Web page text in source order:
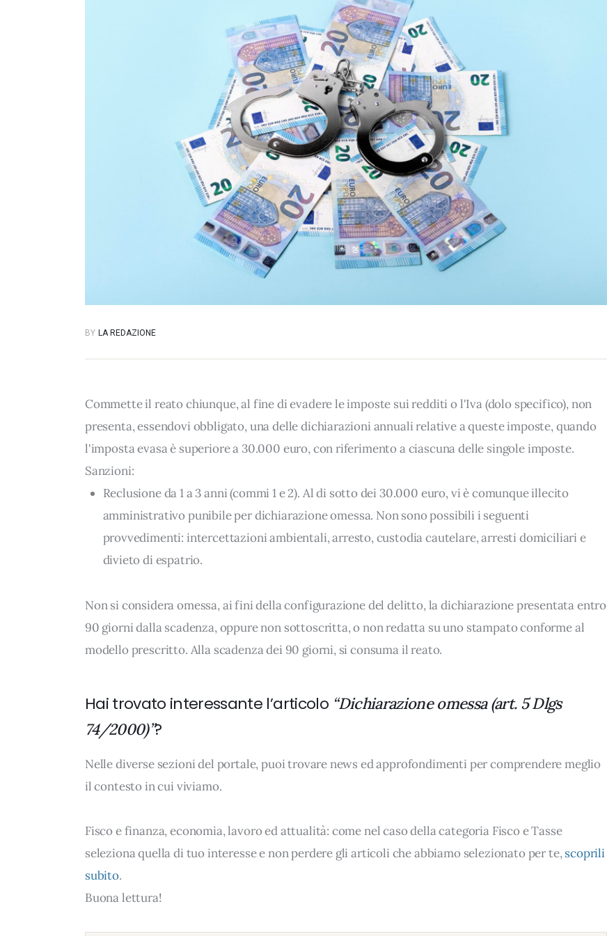
BY LA REDAZIONE
Commette il reato chiunque, al fine di evadere le imposte sui redditi o l'Iva (dolo specifico), non
presenta, essendovi obbligato, una delle dichiarazioni annuali relative a queste imposte, quando
l'imposta evasa è superiore a 30.000 euro, con riferimento a ciascuna delle singole imposte.
Sanzioni:
Reclusione da 1 a 3 anni (commi 1 e 2). Al di sotto dei 30.000 euro, vi è comunque illecito
amministrativo punibile per dichiarazione omessa. Non sono possibili i seguenti
provvedimenti: intercettazioni ambientali, arresto, custodia cautelare, arresti domiciliari e
divieto di espatrio.
Non si considera omessa, ai fini della configurazione del delitto, la dichiarazione presentata entro
90 giorni dalla scadenza, oppure non sottoscritta, o non redatta su uno stampato conforme al
modello prescritto. Alla scadenza dei 90 giorni, si consuma il reato.
Hai trovato interessante l’articolo “Dichiarazione omessa (art. 5 Dlgs
74/2000)”?
Nelle diverse sezioni del portale, puoi trovare news ed approfondimenti per comprendere meglio
il contesto in cui viviamo.
Fisco e finanza, economia, lavoro ed attualità: come nel caso della categoria Fisco e Tasse
seleziona quella di tuo interesse e non perdere gli articoli che abbiamo selezionato per te,scoprili
subito.
Buona lettura!